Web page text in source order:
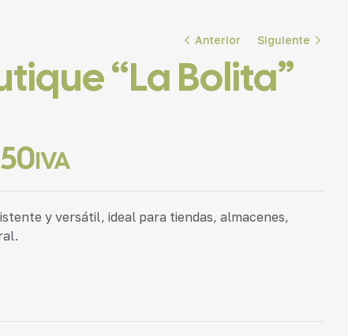
Anterior Siguiente
“La Bolita”
IVA
y versátil, ideal para tiendas, almacenes,